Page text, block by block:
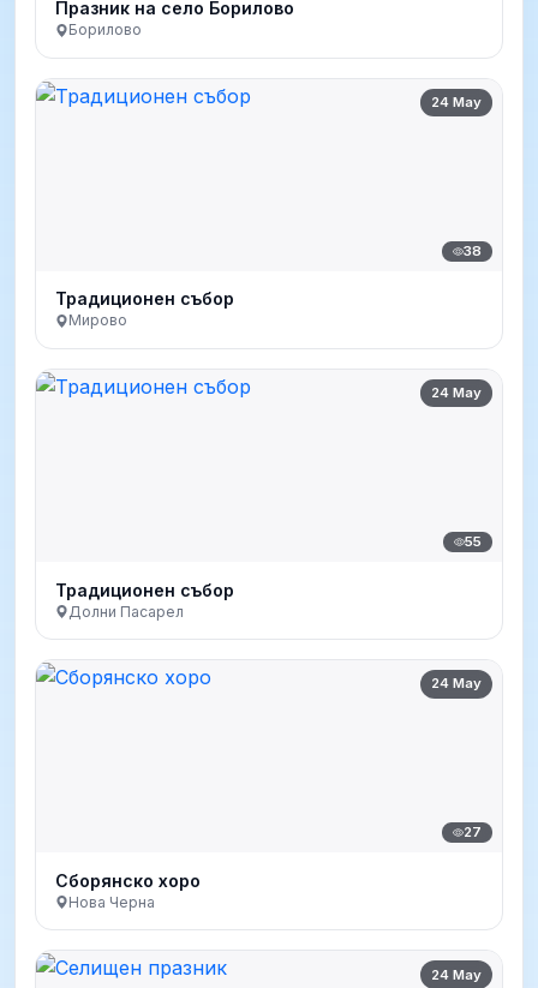
Празник на село Борилово
Борилово
24 May
38
Традиционен събор
Мирово
24 May
55
Традиционен събор
Долни Пасарел
24 May
27
Сборянско хоро
Нова Черна
24 May